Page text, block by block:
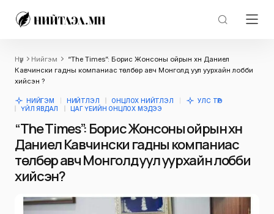
Нүүр Нийгэм
“The Times”: Борис Жонсоны ойрын хүн Даниел
Кавчински гадны компаниас төлбөр авч Монголд уул уурхайн лобби
хийсэн үү?
НИЙГЭМ НИЙТЛЭЛ ОНЦЛОХ НИЙТЛЭЛ
УЛС ТӨР
ҮЙЛ ЯВДАЛ
ЦАГ ҮЕИЙН ОНЦЛОХ МЭДЭЭ
“The Times”: Борис Жонсоны ойрын хүн
Даниел Кавчински гадны компаниас
төлбөр авч Монголд уул уурхайн лобби
хийсэн үү?